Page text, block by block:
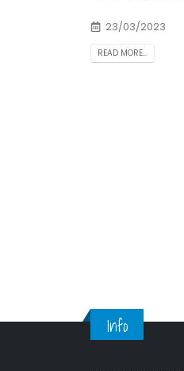
23/03/2023
READ MORE...
Info